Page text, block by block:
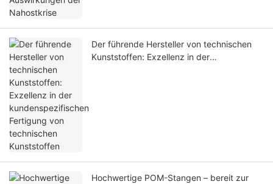
Der führende Hersteller von technischen
Kunststoffen: Exzellenz in der
Hochwertige POM-Stangen – bereit zur